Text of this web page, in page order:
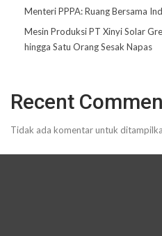
Menteri PPPA: Ruang Bersama
Mesin Produksi PT Xinyi Solar
hingga Satu Orang Sesak Napas
Recent
Tidak ada komentar untuk